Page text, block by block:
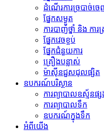
ដំណើរការ​ច្របាច់​ច
ផ្នែកសម្ងួត
ការបាញ់ថ្នាំ និង ការ
ផ្នែកវេចខ្ចប់
ផ្នែកជំនួយការ
គ្រឿងបន្លាស់
ម៉ាស៊ីនជួសជុលផ្សិត
ឧបករណ៍បរិស្ថាន
ការព្យាបាលឧស្ម័នផ្ស
ការព្យាបាលទឹក
ឧបករណ៍​ក្នុង​ទឹក
អំពីយើង